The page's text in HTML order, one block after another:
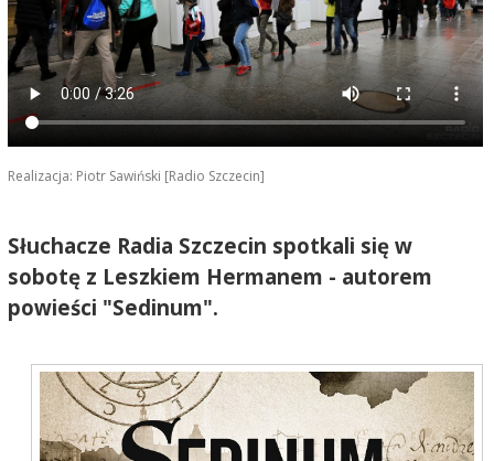
Realizacja: Piotr Sawiński [Radio Szczecin]
Słuchacze Radia Szczecin spotkali się w
sobotę z Leszkiem Hermanem - autorem
powieści "Sedinum".